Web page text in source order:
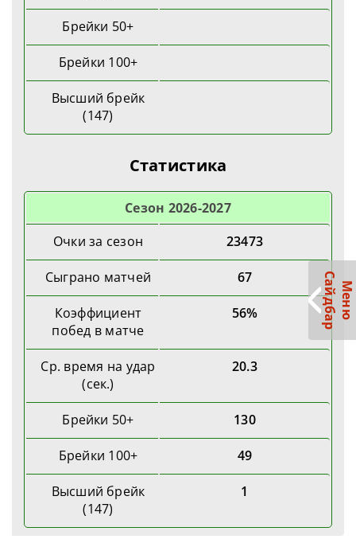
Брейки 50+
Брейки 100+
Высший брейк
(147)
Статистика
Cезон 2026-2027
Очки за сезон
23473
Сыграно матчей 67
Коэффициент
побед в матче
56%
Ср. время на удар
(сек.)
20.3
Брейки 50+ 130
Брейки 100+ 49
Высший брейк
(147)
1
М
е
н
ю
Са
й
д
б
а
р